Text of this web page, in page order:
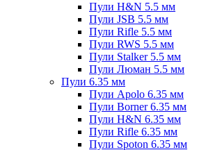
Пули H&N 5.5 мм
Пули JSB 5.5 мм
Пули Rifle 5.5 мм
Пули RWS 5.5 мм
Пули Stalker 5.5 мм
Пули Люман 5.5 мм
Пули 6.35 мм
Пули Apolo 6.35 мм
Пули Borner 6.35 мм
Пули H&N 6.35 мм
Пули Rifle 6.35 мм
Пули Spoton 6.35 мм